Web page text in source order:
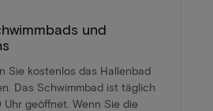
und
Sie kostenlos das Hallenbad
Das Schwimmbad ist täglich
geöffnet. Wenn Sie die